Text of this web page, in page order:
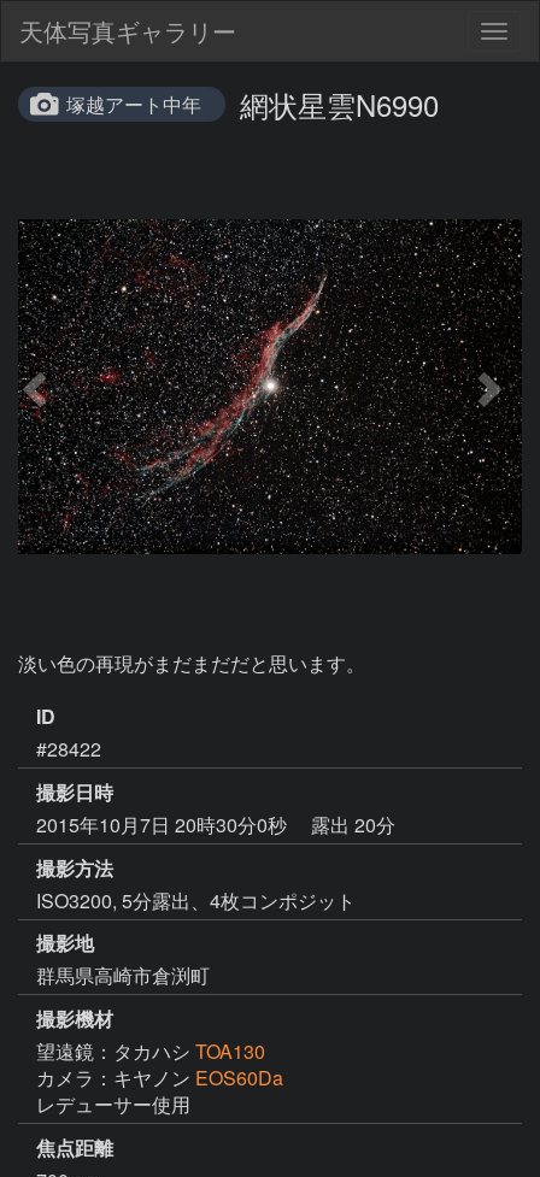
天体写真ギャラリー
塚越アート中年 網状星雲N6990
淡い色の再現がまだまだだと思います。
ID
#28422
撮影日時
2015年10月7日 20時30分0秒
露出 20分
撮影方法
ISO3200, 5分露出、4枚コンポジット
撮影地
群馬県高崎市倉渕町
撮影機材
望遠鏡：タカハシ TOA130
カメラ：キヤノン EOS60Da
レデューサー使用
焦点距離